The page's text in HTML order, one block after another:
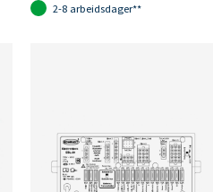
2-8 arbeidsdager**